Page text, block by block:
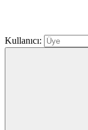
Kullanıcı: